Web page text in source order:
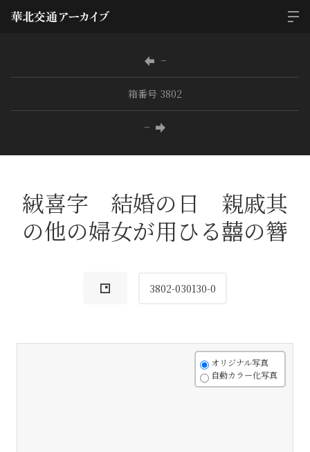
−
箱番号 3802
−
絨喜字 結婚の日 親戚其
の他の婦女が用ひる囍の簪
3802-030130-0
オリジナル写真
自動カラー化写真